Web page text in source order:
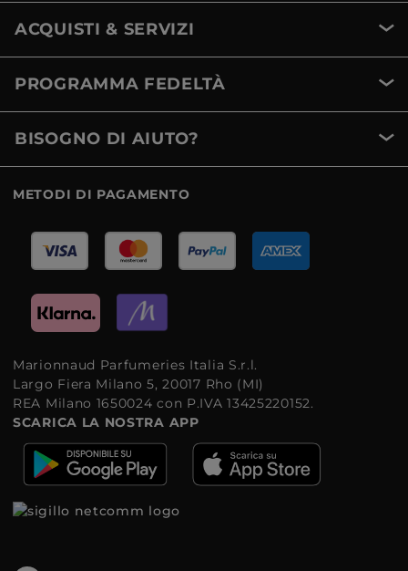
ACQUISTI & SERVIZI
PROGRAMMA FEDELTÀ
BISOGNO DI AIUTO?
METODI DI PAGAMENTO
Marionnaud Parfumeries Italia S.r.l.
Largo Fiera Milano 5, 20017 Rho (MI)
REA Milano 1650024 con P.IVA 13425220152.
SCARICA LA NOSTRA APP